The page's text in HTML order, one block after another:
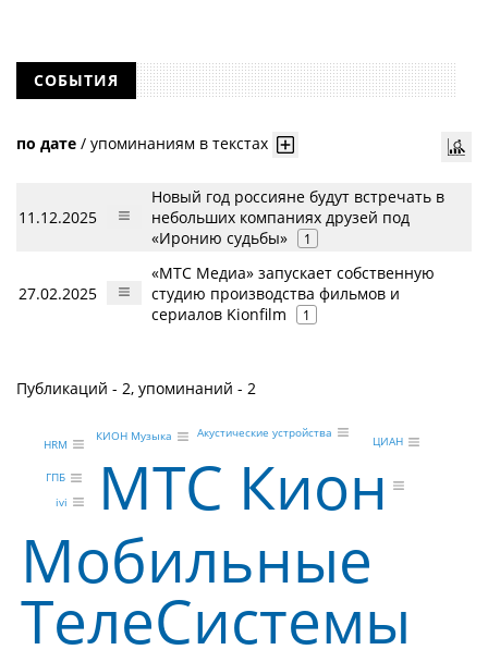
СОБЫТИЯ
по дате / упоминаниям в текстах
11.12.2025
Новый год россияне будут встречать в
небольших компаниях друзей под
«Иронию судьбы»
1
27.02.2025
«МТС Медиа» запускает собственную
студию производства фильмов и
сериалов Kionfilm
1
Публикаций - 2, упоминаний - 2
Мобильные
ТелеСистемы
МТС Кион
ГПБ
ivi
ЦИАН
Акустические устройства
HRM
КИОН Музыка